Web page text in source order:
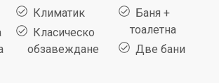
Климатик
Класическо
обзавеждане
Баня +
тоалетна
Две бани